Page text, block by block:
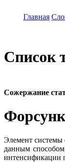
Главная
Список
Сожержание
Элемент системы
данным
интенсификации